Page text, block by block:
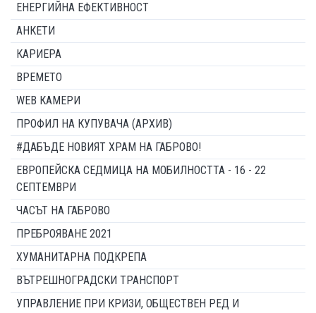
ЕНЕРГИЙНА ЕФЕКТИВНОСТ
АНКЕТИ
КАРИЕРА
ВРЕМЕТО
WEB КАМЕРИ
ПРОФИЛ НА КУПУВАЧА (АРХИВ)
#ДАБЪДЕ НОВИЯТ ХРАМ НА ГАБРОВО!
ЕВРОПЕЙСКА СЕДМИЦА НА МОБИЛНОСТТА - 16 - 22
СЕПТЕМВРИ
ЧАСЪТ НА ГАБРОВО
ПРЕБРОЯВАНЕ 2021
ХУМАНИТАРНА ПОДКРЕПА
ВЪТРЕШНОГРАДСКИ ТРАНСПОРТ
УПРАВЛЕНИЕ ПРИ КРИЗИ, ОБЩЕСТВЕН РЕД И